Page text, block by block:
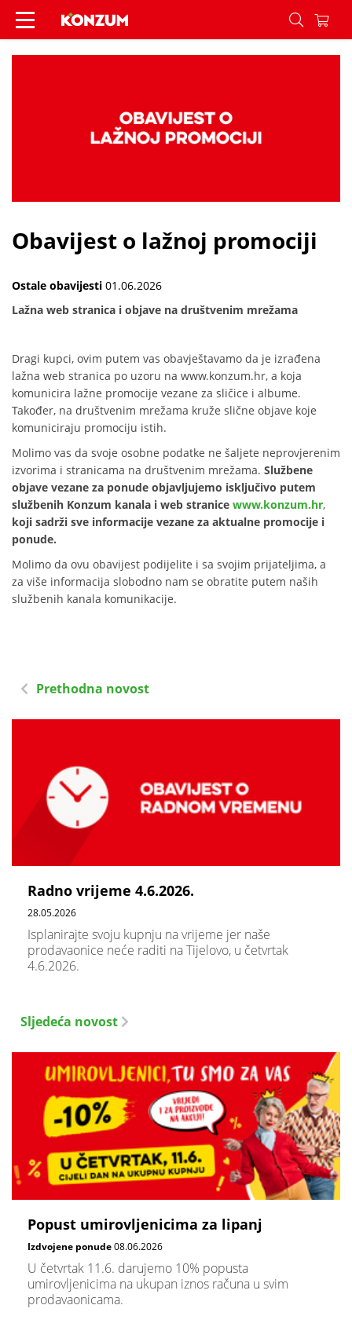
Obavijest o lažnoj promociji - Vijesti - Konzum
Obavijest o lažnoj promociji
Ostale obavijesti 01.06.2026
Lažna web stranica i objave na društvenim mrežama
Dragi kupci, ovim putem vas obavještavamo da je izrađena
lažna web stranica po uzoru na www.konzum.hr, a koja
komunicira lažne promocije vezane za sličice i albume.
Također, na društvenim mrežama kruže slične objave koje
komuniciraju promociju istih.
Molimo vas da svoje osobne podatke ne šaljete neprovjerenim
izvorima i stranicama na društvenim mrežama. Službene
objave vezane za ponude objavljujemo isključivo putem
službenih Konzum kanala i web stranice www.konzum.hr,
koji sadrži sve informacije vezane za aktualne promocije i
ponude.
Molimo da ovu obavijest podijelite i sa svojim prijateljima, a
za više informacija slobodno nam se obratite putem naših
službenih kanala komunikacije.
Prethodna novost
Radno vrijeme 4.6.2026.
28.05.2026
Isplanirajte svoju kupnju na vrijeme jer naše
prodavaonice neće raditi na Tijelovo, u četvrtak
4.6.2026.
Sljedeća novost
Popust umirovljenicima za lipanj
Izdvojene ponude08.06.2026
U četvrtak 11.6. darujemo 10% popusta
umirovljenicima na ukupan iznos računa u svim
prodavaonicama.